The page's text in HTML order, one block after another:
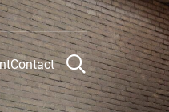
Contact